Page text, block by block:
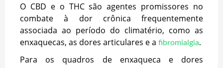
O CBD e o THC são agentes promissores no
combate à dor crônica frequentemente
associada ao período do climatério, como as
enxaquecas, as dores articulares e a fibromialgia.
Para os quadros de enxaqueca e dores